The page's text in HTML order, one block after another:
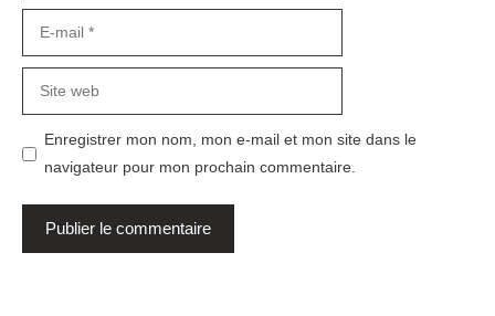
Enregistrer mon nom, mon e-mail et mon site dans le
navigateur pour mon prochain commentaire.